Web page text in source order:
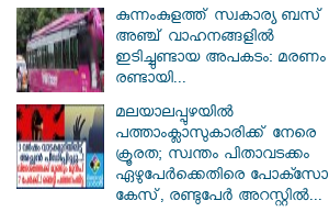
കുന്നംകുളത്ത് സ്വകാര്യ ബസ്
അഞ്ച് വാഹനങ്ങളിൽ
ഇടിച്ചുണ്ടായ അപകടം: മരണം
രണ്ടായി...
മലയാലപ്പുഴയിൽ
പത്താംക്ലാസുകാരിക്ക് നേരെ
ക്രൂരത; സ്വന്തം പിതാവടക്കം
ഏഴുപേർക്കെതിരെ പോക്സോ
കേസ്, രണ്ടുപേർ അറസ്റ്റിൽ...